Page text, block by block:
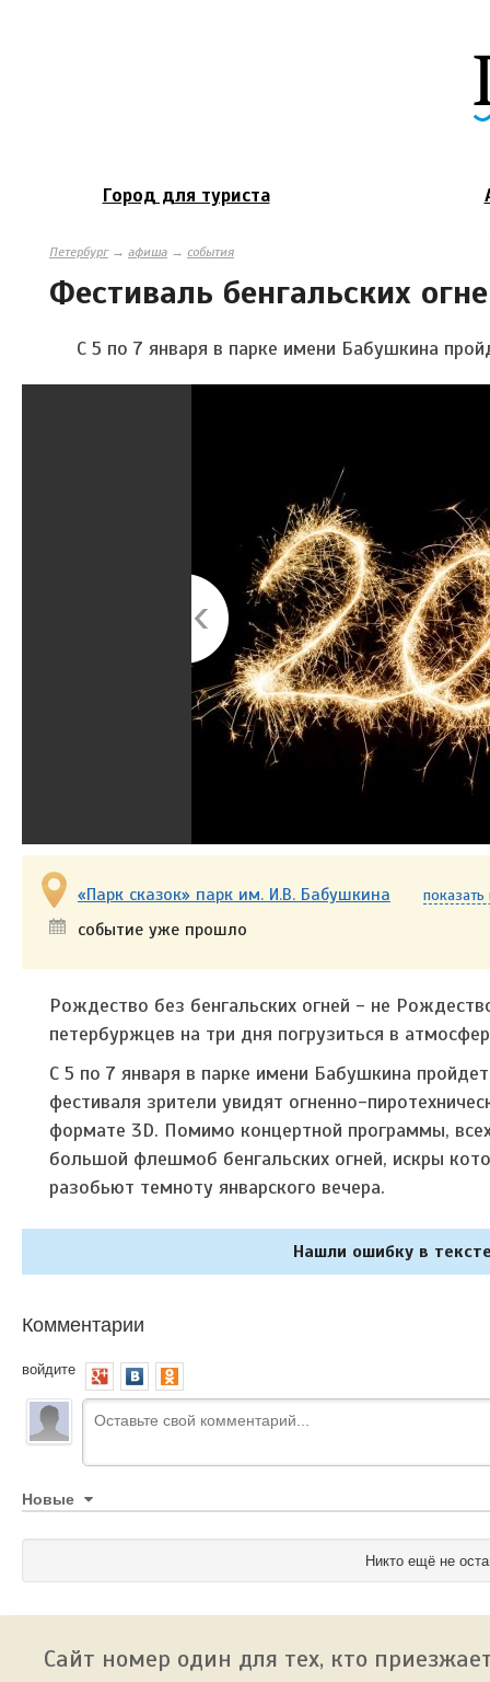
Город для туриста
Петербург→ афиша → события
Фестиваль бенгальских
C 5 по 7 января в парке имени Бабушкина
«Парк сказок» парк им. И.В. Бабушкина показать
событие уже прошло
Рождество без бенгальских огней - не
петербуржцев на три дня погрузиться в
С 5 по 7 января в парке имени Бабушкина
фестиваля зрители увидят огненно-
формате 3D. Помимо концертной программы,
большой флешмоб бенгальских огней, искры
разобьют темноту январского вечера.
Нашли ошибку в
Комментарии
войдите
Новые
Никто ещё не
Сайт номер один для тех, кто